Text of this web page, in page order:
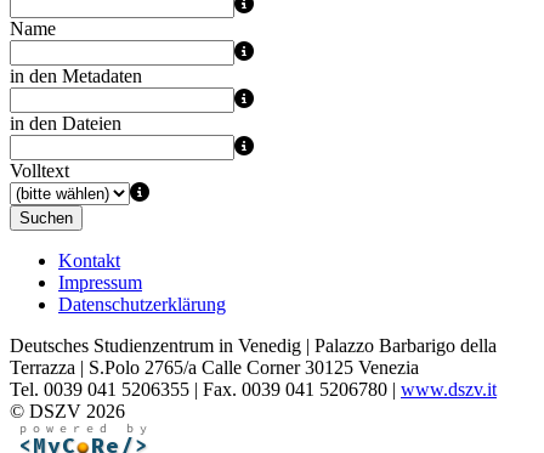
Name
in den Metadaten
in den Dateien
Volltext
Suchen
Kontakt
Impressum
Datenschutzerklärung
Deutsches Studienzentrum in Venedig | Palazzo Barbarigo della
Terrazza | S.Polo 2765/a Calle Corner 30125 Venezia
Tel. 0039 041 5206355 | Fax. 0039 041 5206780 | www.dszv.it
© DSZV 2026